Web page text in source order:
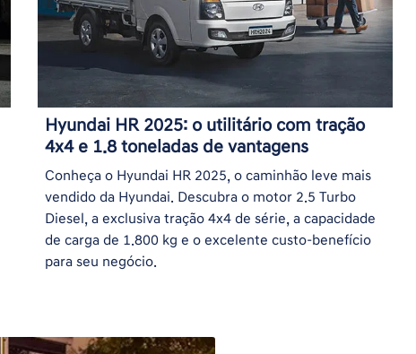
Hyundai HR 2025: o utilitário com tração
4x4 e 1.8 toneladas de vantagens
Conheça o Hyundai HR 2025, o caminhão leve mais
vendido da Hyundai. Descubra o motor 2.5 Turbo
Diesel, a exclusiva tração 4x4 de série, a capacidade
de carga de 1.800 kg e o excelente custo-benefício
para seu negócio.